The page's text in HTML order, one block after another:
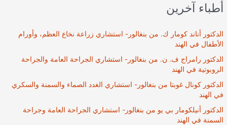
أطباء آخرين
الدكتور أناند كومار ك. من بنغالور- استشاري زراعة نخاع العظم، وأورام
الأطفال في الهند
الدكتور رامراج ف. ن. من بنغالور- استشاري الجراحة العامة والجراحة
الروبوتية في الهند
الدكتور كونال غوبتا من بنغالور- استشاري الغدد الصماء والسمنة والسكري
في الهند
الدكتور أنيلكومار بي يو من بنغالور- استشاري الجراحة العامة وجراحة
السمنة في الهند